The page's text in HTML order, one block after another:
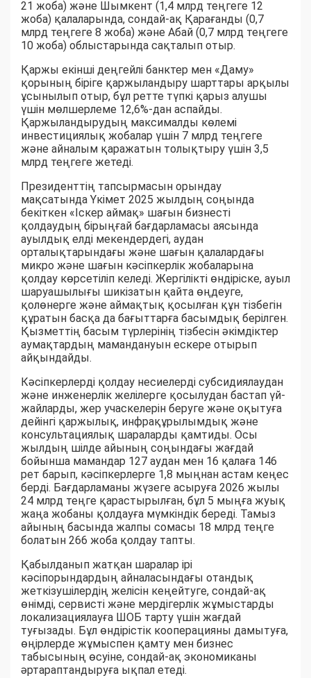
21 жоба) және Шымкент (1,4 млрд теңгеге 12
жоба) қалаларында, сондай-ақ Қарағанды (0,7
млрд теңгеге 8 жоба) және Абай (0,7 млрд теңгеге
10 жоба) облыстарында сақталып отыр.
Қаржы екінші деңгейлі банктер мен «Даму»
қорының біріге қаржыландыру шарттары арқылы
ұсынылып отыр, бұл ретте түпкі қарыз алушы
үшін мөлшерлеме 12,6%-дан аспайды.
Қаржыландырудың максималды көлемі
инвестициялық жобалар үшін 7 млрд теңгеге
және айналым қаражатын толықтыру үшін 3,5
млрд теңгеге жетеді.
Президенттің тапсырмасын орындау
мақсатында Үкімет 2025 жылдың соңында
бекіткен «Іскер аймақ» шағын бизнесті
қолдаудың бірыңғай бағдарламасы аясында
ауылдық елді мекендердегі, аудан
орталықтарындағы және шағын қалалардағы
микро және шағын кәсіпкерлік жобаларына
қолдау көрсетіліп келеді. Жергілікті өндіріске, ауыл
шаруашылығы шикізатын қайта өңдеуге,
қолөнерге және аймақтық қосылған құн тізбегін
құратын басқа да бағыттарға басымдық берілген.
Қызметтің басым түрлерінің тізбесін әкімдіктер
аумақтардың мамандануын ескере отырып
айқындайды.
Кәсіпкерлерді қолдау несиелерді субсидиялаудан
және инженерлік желілерге қосылудан бастап үй-
жайларды, жер учаскелерін беруге және оқытуға
дейінгі қаржылық, инфрақұрылымдық және
консультациялық шараларды қамтиды. Осы
жылдың шілде айының соңындағы жағдай
бойынша мамандар 127 аудан мен 16 қалаға 146
рет барып, кәсіпкерлерге 1,8 мыңнан астам кеңес
берді. Бағдарламаны жүзеге асыруға 2026 жылы
24 млрд теңге қарастырылған, бұл 5 мыңға жуық
жаңа жобаны қолдауға мүмкіндік береді. Тамыз
айының басында жалпы сомасы 18 млрд теңге
болатын 266 жоба қолдау тапты.
Қабылданып жатқан шаралар ірі
кәсіпорындардың айналасындағы отандық
жеткізушілердің желісін кеңейтуге, сондай-ақ
өнімді, сервисті және мердігерлік жұмыстарды
локализациялауға ШОБ тарту үшін жағдай
туғызады. Бұл өндірістік кооперацияны дамытуға,
өңірлерде жұмыспен қамту мен бизнес
табысының өсуіне, сондай-ақ экономиканы
әртараптандыруға ықпал етеді.